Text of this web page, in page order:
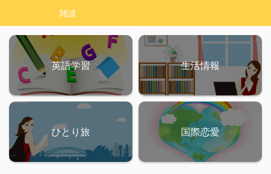
雑談
英語学習 生活情報
ひとり旅 国際恋愛